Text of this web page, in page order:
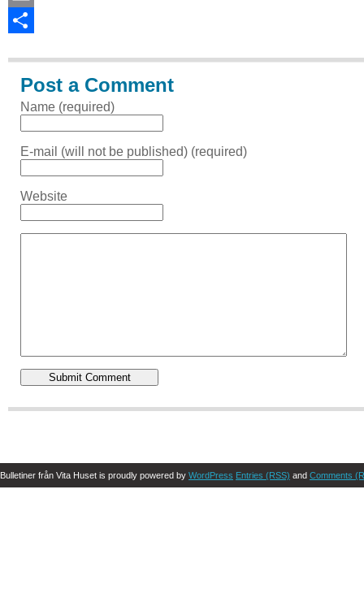
Email
Post a Comment
Name (required)
E-mail (will not be published) (required)
Website
Bulletiner från Vita Huset is proudly powered by WordPress Entries (RSS) and Comments